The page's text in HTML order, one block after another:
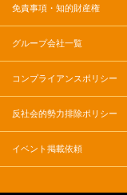
免責事項・知的財産権
グループ会社一覧
コンプライアンスポリシー
反社会的勢力排除ポリシー
イベント掲載依頼